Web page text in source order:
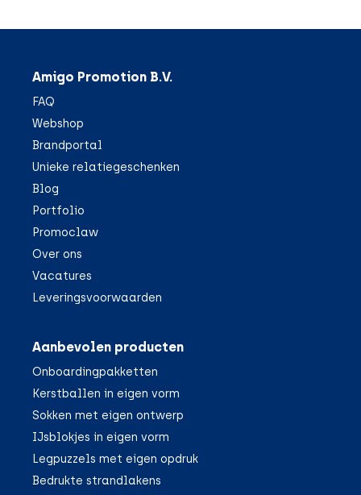
Amigo Promotion B.V.
FAQ
Webshop
Brandportal
Unieke relatiegeschenken
Blog
Portfolio
Promoclaw
Over ons
Vacatures
Leveringsvoorwaarden
Aanbevolen producten
Onboardingpakketten
Kerstballen in eigen vorm
Sokken met eigen ontwerp
IJsblokjes in eigen vorm
Legpuzzels met eigen opdruk
Bedrukte strandlakens